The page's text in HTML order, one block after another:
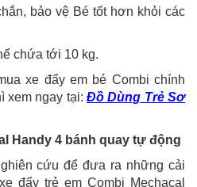
bảo vệ Bé tốt hơn khỏi các
chứa tới 10 kg.
xe đẩy em bé Combi chính
xem ngay tại: Đồ Dùng Trẻ Sơ
Handy 4 bánh quay tự động
cứu để đưa ra những cải
đẩy trẻ em Combi Mechacal